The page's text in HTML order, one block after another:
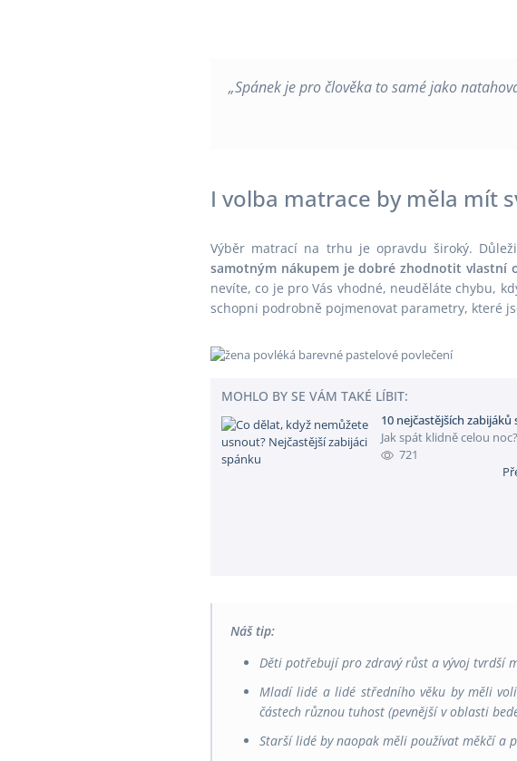
„Spánek je pro člověka to samé jako
I volba matrace by měla mít
Výběr matrací na trhu je opravdu široký.
samotným nákupem je dobré zhodnotit vlastní
nevíte, co je pro Vás vhodné, neuděláte chybu,
schopni podrobně pojmenovat parametry, které
MOHLO BY SE VÁM TAKÉ LÍBIT:
10 nejčastějších zabijáků
Jak spát klidně celou noc?
721
Náš tip:
Děti potřebují pro zdravý růst a vývoj tvrdší
Mladí lidé a lidé středního věku by měli
částech různou tuhost (pevnější v oblasti
Starší lidé by naopak měli používat měkčí a